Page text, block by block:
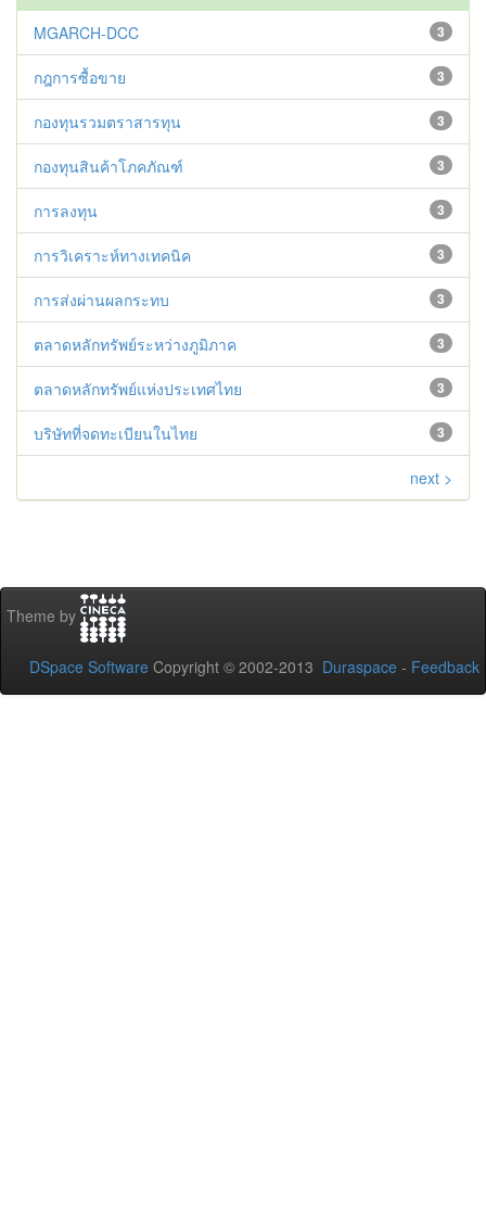
3
MGARCH-DCC
3
กฎการซื้อขาย
3
กองทุนรวมตราสารทุน
3
กองทุนสินค้าโภคภัณฑ์
3
การลงทุน
3
การวิเคราะห์ทางเทคนิค
3
การส่งผ่านผลกระทบ
3
ตลาดหลักทรัพย์ระหว่างภูมิภาค
3
ตลาดหลักทรัพย์แห่งประเทศไทย
3
บริษัทที่จดทะเบียนในไทย
next >
Theme by
DSpace Software Copyright © 2002-2013 Duraspace - Feedback